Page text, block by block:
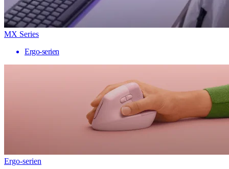
MX Series
Ergo-serien
Ergo-serien